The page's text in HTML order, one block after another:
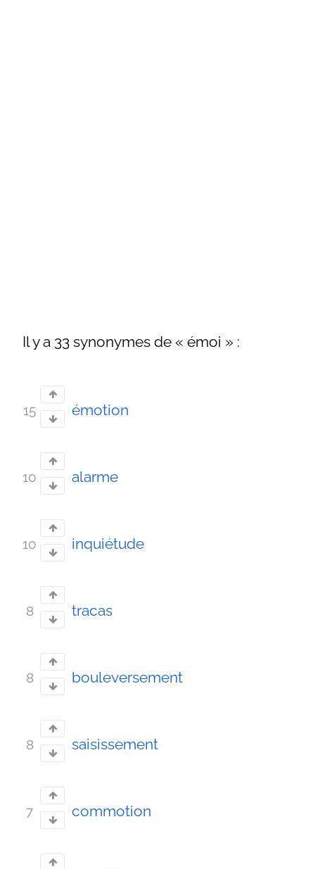
Il y a 33 synonymes de « émoi » :
15 émotion
10 alarme
10 inquiétude
8 tracas
8 bouleversement
8 saisissement
7 commotion